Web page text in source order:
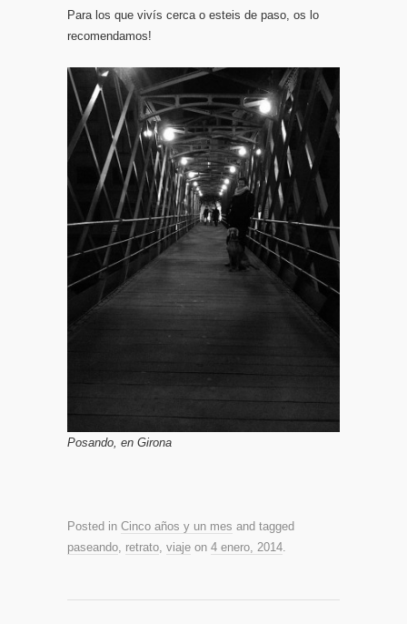
Para los que vivís cerca o esteis de paso, os lo
recomendamos!
Posando, en Girona
Posted in Cinco años y un mes and tagged
paseando retrato viaje on 4 enero, 2014